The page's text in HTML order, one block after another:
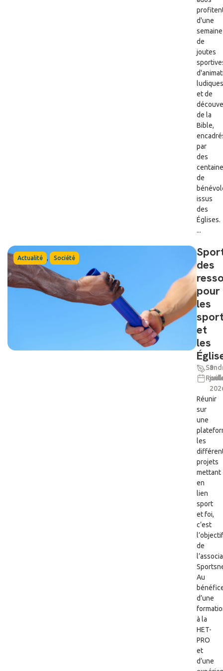
d'une
semaine
de
joutes
ludiques
et de
de la
Bible,
par
des
de
issus
des
Églises.
...
Actualité , Société
des
pour
les
et
les
9
Réunir
sur
une
les
projets
mettant
en
lien
sport
et foi,
c’est
l’objectif
de
Au
d’une
à la
HET-
PRO
et
d’une